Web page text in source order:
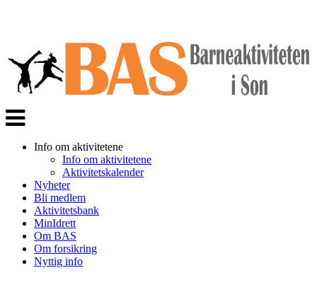
Veksle
navigasjon
Info om aktivitetene
Info om aktivitetene
Aktivitetskalender
Nyheter
Bli medlem
Aktivitetsbank
MinIdrett
Om BAS
Om forsikring
Nyttig info